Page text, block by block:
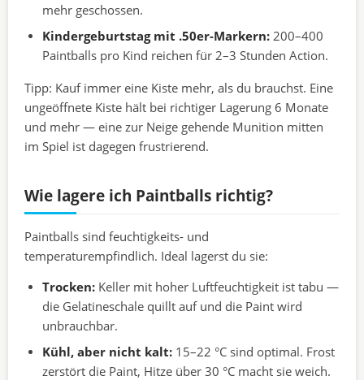
mehr geschossen.
Kindergeburtstag mit .50er-Markern: 200–400
Paintballs pro Kind reichen für 2–3 Stunden Action.
Tipp: Kauf immer eine Kiste mehr, als du brauchst. Eine
ungeöffnete Kiste hält bei richtiger Lagerung 6 Monate
und mehr — eine zur Neige gehende Munition mitten
im Spiel ist dagegen frustrierend.
Wie lagere ich Paintballs richtig?
Paintballs sind feuchtigkeits- und
temperaturempfindlich. Ideal lagerst du sie:
Trocken: Keller mit hoher Luftfeuchtigkeit ist tabu —
die Gelatineschale quillt auf und die Paint wird
unbrauchbar.
Kühl, aber nicht kalt: 15–22 °C sind optimal. Frost
zerstört die Paint, Hitze über 30 °C macht sie weich.